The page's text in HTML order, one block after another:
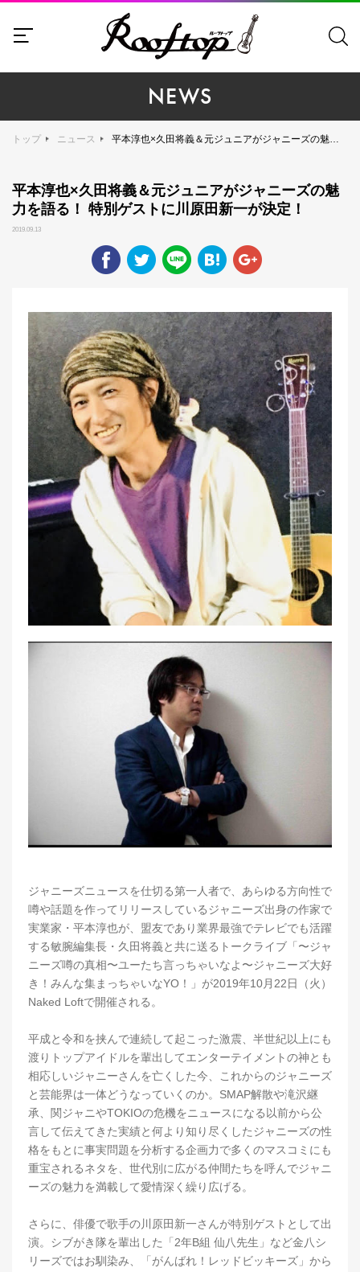
NEWS
トップ ニュース 平本淳也×久田将義＆元ジュニアがジャニーズの魅力を語る！ 特別ゲストに川原田新一が決定！
平本淳也×久田将義＆元ジュニアがジャニーズの魅
力を語る！ 特別ゲストに川原田新一が決定！
2019.09.13
ジャニーズニュースを仕切る第一人者で、あらゆる方向性で
噂や話題を作ってリリースしているジャニーズ出身の作家で
実業家・平本淳也が、盟友であり業界最強でテレビでも活躍
する敏腕編集長・久田将義と共に送るトークライブ「〜ジャ
ニーズ噂の真相〜ユーたち言っちゃいなよ〜ジャニーズ大好
き！みんな集まっちゃいなYO！」が2019年10月22日（火）
Naked Loftで開催される。
平成と令和を挟んで連続して起こった激震、半世紀以上にも
渡りトップアイドルを輩出してエンターテイメントの神とも
相応しいジャニーさんを亡くした今、これからのジャニーズ
と芸能界は一体どうなっていくのか。SMAP解散や滝沢継
承、関ジャニやTOKIOの危機をニュースになる以前から公
言して伝えてきた実績と何より知り尽くしたジャニーズの性
格をもとに事実問題を分析する企画力で多くのマスコミにも
重宝されるネタを、世代別に広がる仲間たちを呼んでジャニ
ーズの魅力を満載して愛情深く繰り広げる。
さらに、俳優で歌手の川原田新一さんが特別ゲストとして出
演。シブがき隊を輩出した「2年B組 仙八先生」など金八シ
リーズではお馴染み、「がんばれ！レッドビッキーズ」から